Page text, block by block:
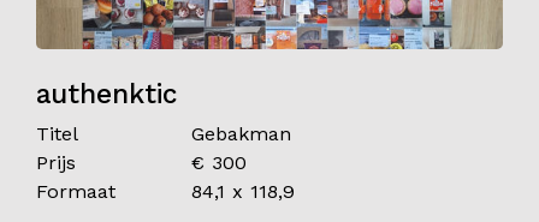
authenktic
Titel
Gebakman
Prijs
€ 300
Formaat
84,1 x 118,9